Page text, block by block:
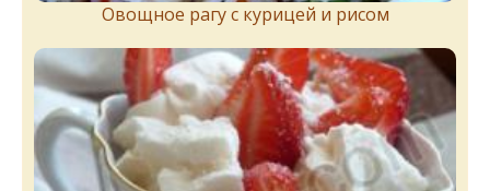
Овощное рагу с курицей и рисом